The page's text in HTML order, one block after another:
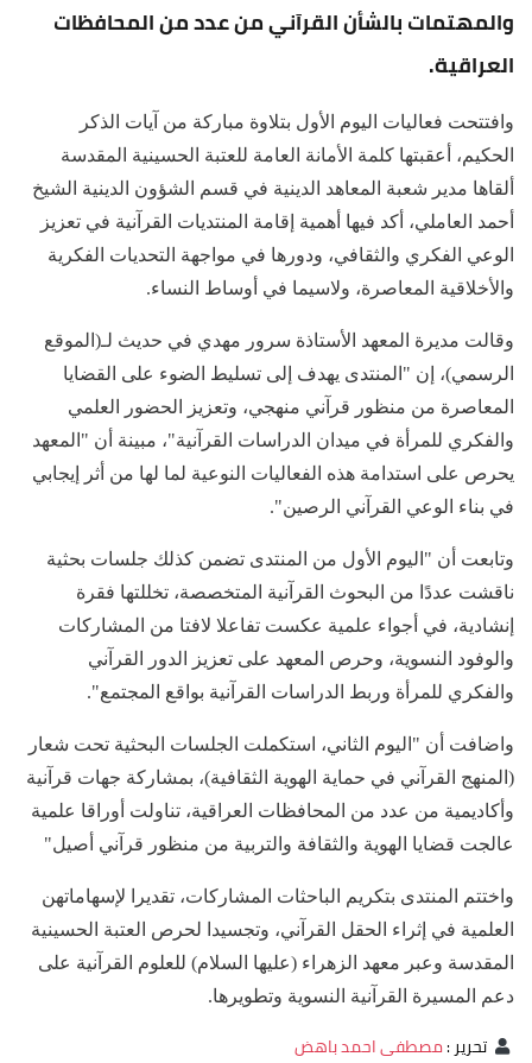
والمهتمات بالشأن القرآني من عدد من المحافظات
العراقية.
وافتتحت فعاليات اليوم الأول بتلاوة مباركة من آيات الذكر
الحكيم، أعقبتها كلمة الأمانة العامة للعتبة الحسينية المقدسة
ألقاها مدير شعبة المعاهد الدينية في قسم الشؤون الدينية الشيخ
أحمد العاملي، أكد فيها أهمية إقامة المنتديات القرآنية في تعزيز
الوعي الفكري والثقافي، ودورها في مواجهة التحديات الفكرية
والأخلاقية المعاصرة، ولاسيما في أوساط النساء.
وقالت مديرة المعهد الأستاذة سرور مهدي في حديث لـ(الموقع
الرسمي)، إن "المنتدى يهدف إلى تسليط الضوء على القضايا
المعاصرة من منظور قرآني منهجي، وتعزيز الحضور العلمي
والفكري للمرأة في ميدان الدراسات القرآنية"، مبينة أن "المعهد
يحرص على استدامة هذه الفعاليات النوعية لما لها من أثر إيجابي
في بناء الوعي القرآني الرصين".
وتابعت أن "اليوم الأول من المنتدى تضمن كذلك جلسات بحثية
ناقشت عددًا من البحوث القرآنية المتخصصة، تخللتها فقرة
إنشادية، في أجواء علمية عكست تفاعلا لافتا من المشاركات
والوفود النسوية، وحرص المعهد على تعزيز الدور القرآني
والفكري للمرأة وربط الدراسات القرآنية بواقع المجتمع".
واضافت أن "اليوم الثاني، استكملت الجلسات البحثية تحت شعار
(المنهج القرآني في حماية الهوية الثقافية)، بمشاركة جهات قرآنية
وأكاديمية من عدد من المحافظات العراقية، تناولت أوراقا علمية
عالجت قضايا الهوية والثقافة والتربية من منظور قرآني أصيل"
واختتم المنتدى بتكريم الباحثات المشاركات، تقديرا لإسهاماتهن
العلمية في إثراء الحقل القرآني، وتجسيدا لحرص العتبة الحسينية
المقدسة وعبر معهد الزهراء (عليها السلام) للعلوم القرآنية على
دعم المسيرة القرآنية النسوية وتطويرها.
تحرير:مصطفى احمد باهض